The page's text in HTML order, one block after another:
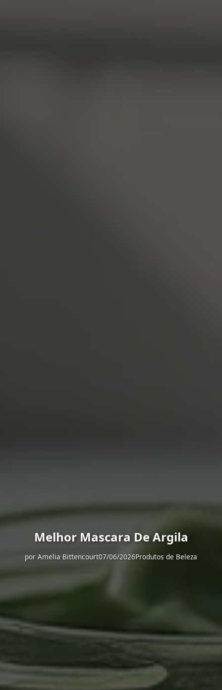
Melhor Mascara De Argila
por Amelia Bittencourt07/06/2026Produtos de Beleza